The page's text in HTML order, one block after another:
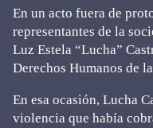
En un acto fuera de
representantes de la
Luz Estela “Lucha”
Derechos Humanos de
En esa ocasión, Lucha
violencia que había